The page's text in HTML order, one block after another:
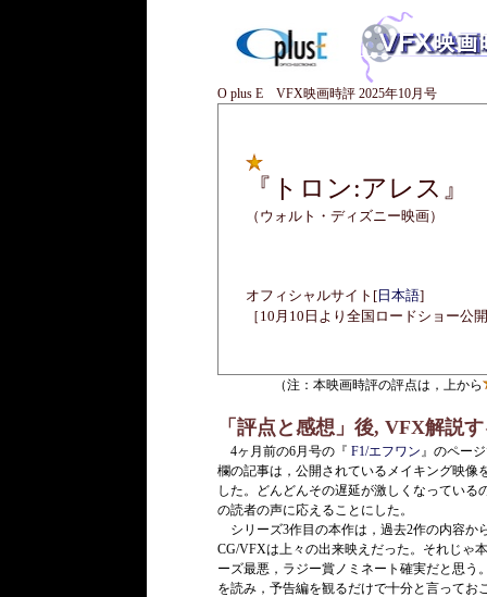
O plus E VFX映画時評 2025年10月号
『トロン:アレス』
（ウォルト・ディズニー映画）
オフィシャルサイト[日本語]
［10月10日より全国ロードショー公
（注：本映画時評の評点は，上から
「評点と感想」後, VFX解説
4ヶ月前の6月号の『 F1/エフワン』のペー
欄の記事は，公開されているメイキング映像
した。どんどんその遅延が激しくなってい
の読者の声に応えることにした。
シリーズ3作目の本作は，過去2作の内容か
CG/VFXは上々の出来映えだった。それじゃ
ーズ最悪，ラジー賞ノミネート確実だと思
を読み，予告編を観るだけで十分と言ってお